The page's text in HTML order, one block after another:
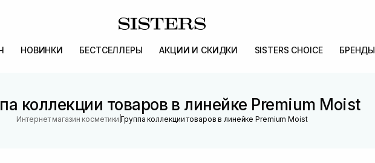
НОВИНКИ БЕСТСЕЛЛЕРЫ АКЦИИ И СКИДКИ SISTERS CHOICE БРЕНДЫ
коллекции товаров в линейке Premium Moist
Интернет магазин косметики |Группа коллекции товаров в линейке Premium Moist